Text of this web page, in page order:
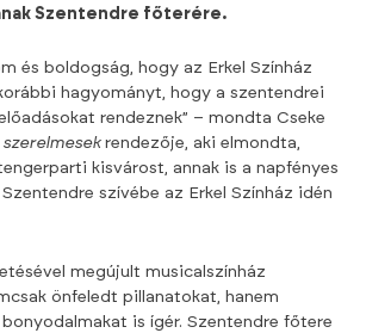
Szentendre főterére.
és boldogság, hogy az Erkel Színház
hagyományt, hogy a szentendrei
rendeznek” – mondta Cseke
rendezője, aki elmondta,
kisvárost, annak is a napfényes
szívébe az Erkel Színház idén
megújult musicalszínház
önfeledt pillanatokat, hanem
is ígér. Szentendre főtere